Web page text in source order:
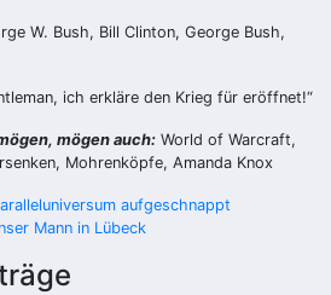
W. Bush, Bill Clinton, George Bush,
ich erkläre den Krieg für eröffnet!“
mögen auch: World of Warcraft,
Mohrenköpfe, Amanda Knox
aufgeschnappt
Mann in Lübeck